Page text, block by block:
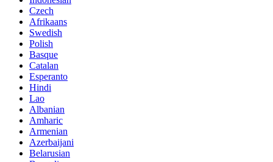
Czech
Afrikaans
Swedish
Polish
Basque
Catalan
Esperanto
Hindi
Lao
Albanian
Amharic
Armenian
Azerbaijani
Belarusian